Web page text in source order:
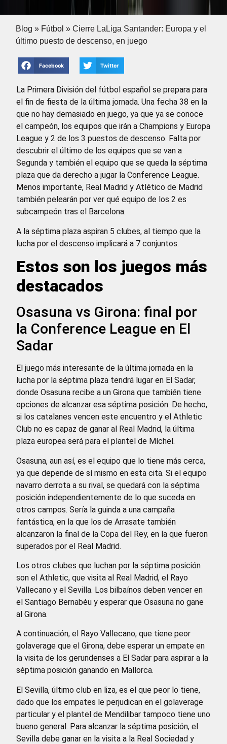
Blog » Fútbol »Cierre LaLiga Santander: Europa y el
último puesto de descenso, en juego
Facebook Twitter
La Primera División del fútbol español se prepara para
el fin de fiesta de la última jornada. Una fecha 38 en la
que no hay demasiado en juego, ya que ya se conoce
el campeón, los equipos que irán a Champions y Europa
League y 2 de los 3 puestos de descenso. Falta por
descubrir el último de los equipos que se van a
Segunda y también el equipo que se queda la séptima
plaza que da derecho a jugar la Conference League.
Menos importante, Real Madrid y Atlético de Madrid
también pelearán por ver qué equipo de los 2 es
subcampeón tras el Barcelona.
A la séptima plaza aspiran 5 clubes, al tiempo que la
lucha por el descenso implicará a 7 conjuntos.
Estos son los juegos más
destacados
Osasuna vs Girona: final por
la Conference League en El
Sadar
El juego más interesante de la última jornada en la
lucha por la séptima plaza tendrá lugar en El Sadar,
donde Osasuna recibe a un Girona que también tiene
opciones de alcanzar esa séptima posición. De hecho,
si los catalanes vencen este encuentro y el Athletic
Club no es capaz de ganar al Real Madrid, la última
plaza europea será para el plantel de Míchel.
Osasuna, aun así, es el equipo que lo tiene más cerca,
ya que depende de sí mismo en esta cita. Si el equipo
navarro derrota a su rival, se quedará con la séptima
posición independientemente de lo que suceda en
otros campos. Sería la guinda a una campaña
fantástica, en la que los de Arrasate también
alcanzaron la final de la Copa del Rey, en la que fueron
superados por el Real Madrid.
Los otros clubes que luchan por la séptima posición
son el Athletic, que visita al Real Madrid, el Rayo
Vallecano y el Sevilla. Los bilbaínos deben vencer en
el Santiago Bernabéu y esperar que Osasuna no gane
al Girona.
A continuación, el Rayo Vallecano, que tiene peor
golaverage que el Girona, debe esperar un empate en
la visita de los gerundenses a El Sadar para aspirar a la
séptima posición ganando en Mallorca.
El Sevilla, último club en liza, es el que peor lo tiene,
dado que los empates le perjudican en el golaverage
particular y el plantel de Mendilibar tampoco tiene uno
bueno general. Para alcanzar la séptima posición, el
Sevilla debe ganar en la visita a la Real Sociedad y